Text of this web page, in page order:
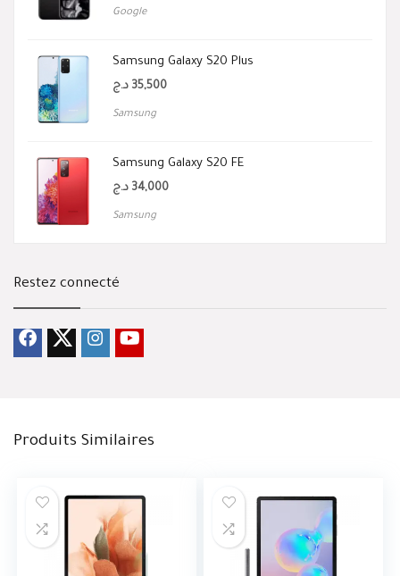
Google
Samsung Galaxy S20 Plus
35,500 د.ج
Samsung
Samsung Galaxy S20 FE
34,000 د.ج
Samsung
Restez connecté
Produits Similaires